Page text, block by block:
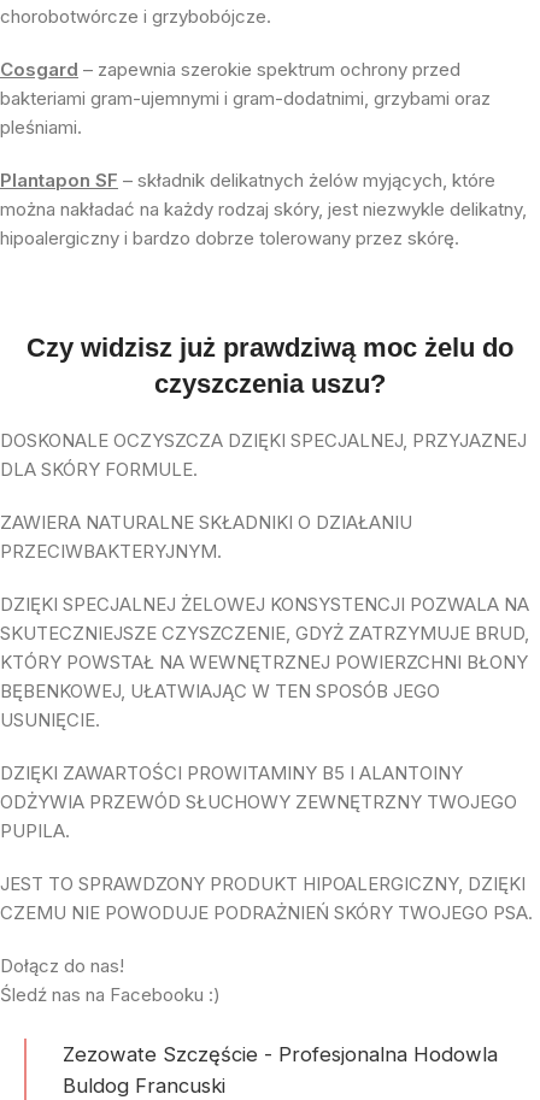
chorobotwórcze i grzybobójcze.
Cosgard – zapewnia szerokie spektrum ochrony przed
bakteriami gram-ujemnymi i gram-dodatnimi, grzybami oraz
pleśniami.
Plantapon SF – składnik delikatnych żelów myjących, które
można nakładać na każdy rodzaj skóry, jest niezwykle delikatny,
hipoalergiczny i bardzo dobrze tolerowany przez skórę.
Czy widzisz już prawdziwą moc żelu do
czyszczenia uszu?
DOSKONALE OCZYSZCZA DZIĘKI SPECJALNEJ, PRZYJAZNEJ
DLA SKÓRY FORMULE.
ZAWIERA NATURALNE SKŁADNIKI O DZIAŁANIU
PRZECIWBAKTERYJNYM.
DZIĘKI SPECJALNEJ ŻELOWEJ KONSYSTENCJI POZWALA NA
SKUTECZNIEJSZE CZYSZCZENIE, GDYŻ ZATRZYMUJE BRUD,
KTÓRY POWSTAŁ NA WEWNĘTRZNEJ POWIERZCHNI BŁONY
BĘBENKOWEJ, UŁATWIAJĄC W TEN SPOSÓB JEGO
USUNIĘCIE.
DZIĘKI ZAWARTOŚCI PROWITAMINY B5 I ALANTOINY
ODŻYWIA PRZEWÓD SŁUCHOWY ZEWNĘTRZNY TWOJEGO
PUPILA.
JEST TO SPRAWDZONY PRODUKT HIPOALERGICZNY, DZIĘKI
CZEMU NIE POWODUJE PODRAŻNIEŃ SKÓRY TWOJEGO PSA.
Dołącz do nas!
Śledź nas na Facebooku :)
Zezowate Szczęście - Profesjonalna Hodowla
Buldog Francuski